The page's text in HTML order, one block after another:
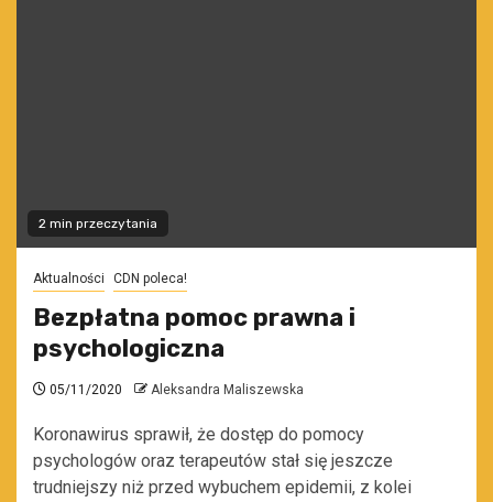
2 min przeczytania
Aktualności CDN poleca!
Bezpłatna pomoc prawna i
psychologiczna
05/11/2020 Aleksandra Maliszewska
Koronawirus sprawił, że dostęp do pomocy
psychologów oraz terapeutów stał się jeszcze
trudniejszy niż przed wybuchem epidemii, z kolei